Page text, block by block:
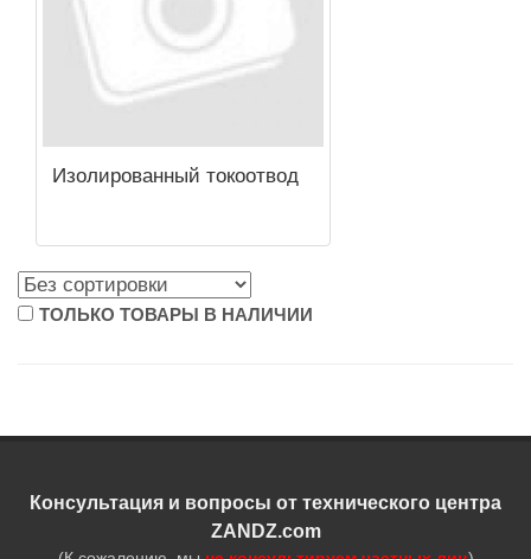
Изолированный токоотвод
ТОЛЬКО ТОВАРЫ В НАЛИЧИИ
Консультация и вопросы от технического центра
ZANDZ.com